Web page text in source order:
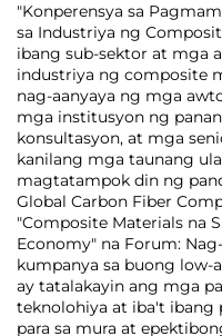
"Konperensya sa
sa Industriya ng
ibang sub-sektor at mga
industriya ng composite
nag-aanyaya ng mga
mga institusyon ng
konsultasyon, at mga
kanilang mga taunang
magtatampok din ng
Global Carbon Fiber
"Composite Materials na
Economy" na Forum:
kumpanya sa buong
ay tatalakayin ang mga
teknolohiya at iba't ibang
para sa mura at